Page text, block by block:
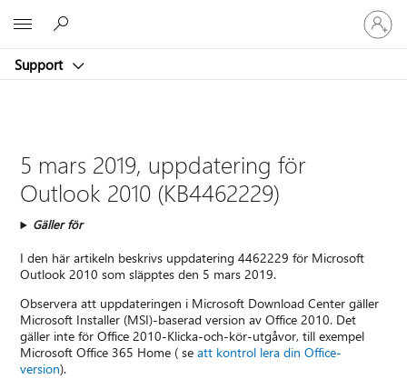
Support
Logga
in
på
konto
5 mars 2019, uppdatering för
Outlook 2010 (KB4462229)
Gäller för
I den här artikeln beskrivs uppdatering 4462229 för Microsoft
Outlook 2010 som släpptes den 5 mars 2019.
Observera att uppdateringen i Microsoft Download Center gäller
Microsoft Installer (MSI)-baserad version av Office 2010. Det
gäller inte för Office 2010-Klicka-och-kör-utgåvor, till exempel
Microsoft Office 365 Home (seatt kontrol lera din Office-
version).